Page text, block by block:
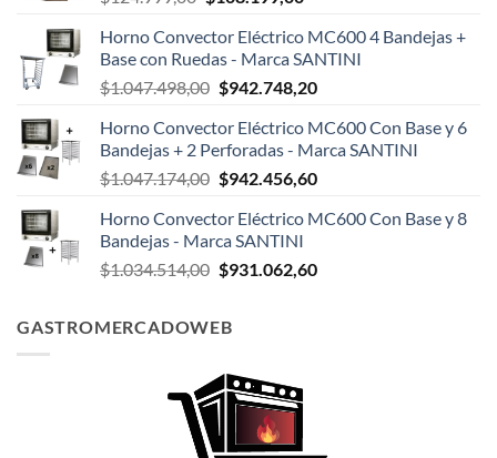
original
era:
$124.999,00.
actual
es:
$108.199,00.
Horno Convector Eléctrico MC600 4 Bandejas +
Base con Ruedas - Marca SANTINI
$1.047.498,00 El
original
era:
$1.047.498,00.
$942.748,20El
actual
es:
$942.748,20.
Horno Convector Eléctrico MC600 Con Base y 6
Bandejas + 2 Perforadas - Marca SANTINI
$1.047.174,00 El
original
era:
$1.047.174,00.
$942.456,60El
actual
$942.456,60.
Horno Convector Eléctrico MC600 Con Base y 8
Bandejas - Marca SANTINI
$1.034.514,00 El
era:
$931.062,60El
GASTROMERCADOWEB